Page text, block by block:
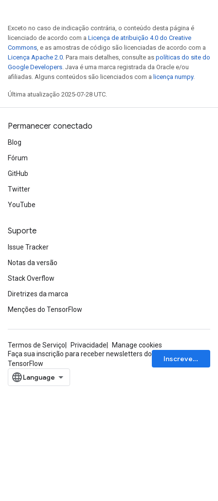
Exceto no caso de indicação contrária, o conteúdo desta página é
licenciado de acordo com a Licença de atribuição 4.0 do Creative
Commons, e as amostras de código são licenciadas de acordo com a
Licença Apache 2.0. Para mais detalhes, consulte as políticas do site do
Google Developers. Java é uma marca registrada da Oracle e/ou
afiliadas. Alguns conteúdos são licenciados com a licença numpy.
Última atualização 2025-07-28 UTC.
Permanecer conectado
Blog
Fórum
GitHub
Twitter
YouTube
Suporte
Issue Tracker
Notas da versão
Stack Overflow
Diretrizes da marca
Menções do TensorFlow
Termos de Serviço Privacidade
Manage cookies
Faça sua inscrição para receber newsletters do
TensorFlow
Inscrever-se